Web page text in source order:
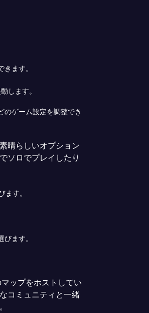
ます。
します。
のゲーム設定を調整でき
晴らしいオプション
ソロでプレイしたり
す。
ます。
ップをホストしてい
コミュニティと一緒